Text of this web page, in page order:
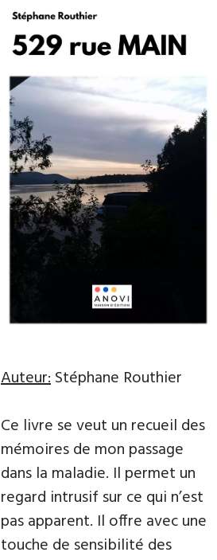
Auteur:Stéphane Routhier
Ce livre se veut un recueil des
mémoires de mon passage
dans la maladie. Il permet un
regard intrusif sur ce qui n’est
pas apparent. Il offre avec une
touche de sensibilité des